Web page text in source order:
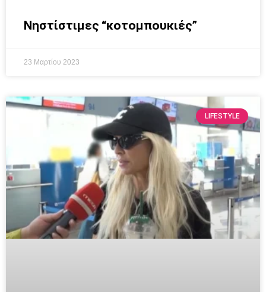
Νηστίστιμες “κοτομπουκιές”
23 Μαρτίου 2023
LIFESTYLE